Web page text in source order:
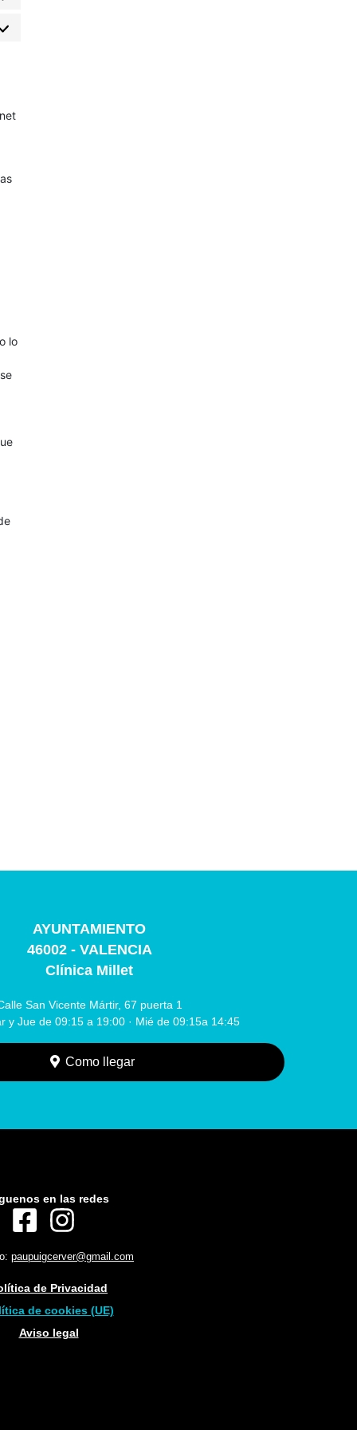
lo
AYUNTAMIENTO
46002 - VALENCIA
Clínica Millet
San Vicente Mártir, 67 puerta 1
y Jue de 09:15 a 19:00 · Mié de 09:15a 14:45
Como llegar
en las redes
paupuigcerver@gmail.com
de Privacidad
de cookies (UE)
Aviso legal